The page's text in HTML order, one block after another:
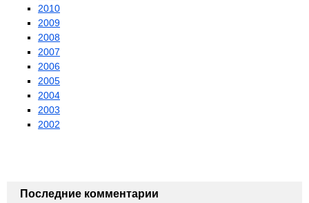
2010
2009
2008
2007
2006
2005
2004
2003
2002
Последние комментарии